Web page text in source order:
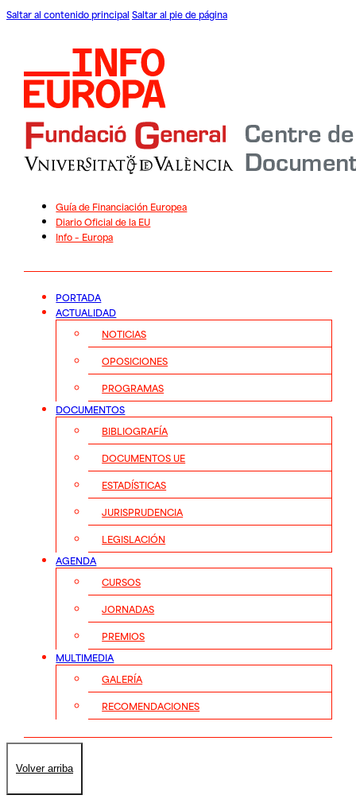
Saltar al contenido principal Saltar al pie de página
Guía de Financiación Europea
Diario Oficial de la EU
Info – Europa
PORTADA
ACTUALIDAD
NOTICIAS
OPOSICIONES
PROGRAMAS
DOCUMENTOS
BIBLIOGRAFÍA
DOCUMENTOS UE
ESTADÍSTICAS
JURISPRUDENCIA
LEGISLACIÓN
AGENDA
CURSOS
JORNADAS
PREMIOS
MULTIMEDIA
GALERÍA
RECOMENDACIONES
Volver arriba